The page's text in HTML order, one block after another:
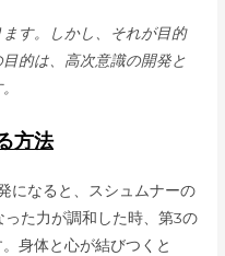
す。しかし、それが目的
的は、高次意識の開発と
方法
になると、スシュムナーの
た力が調和した時、第3の
身体と心が結びつくと